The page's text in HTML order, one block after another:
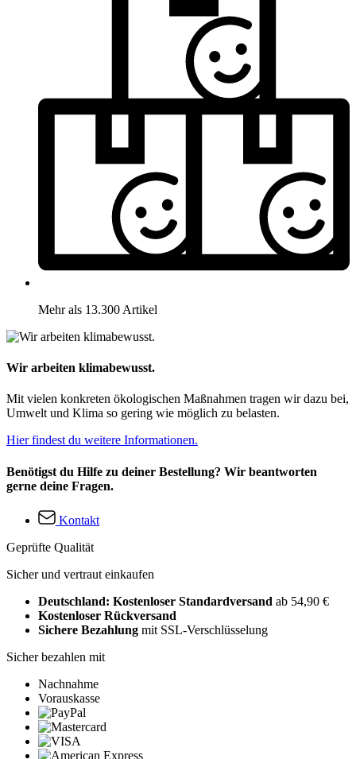
Mehr als 13.300 Artikel
Wir arbeiten klimabewusst.
Mit vielen konkreten ökologischen Maßnahmen tragen wir dazu bei,
Umwelt und Klima so gering wie möglich zu belasten.
Hier findest du weitere Informationen.
Benötigst du Hilfe zu deiner Bestellung? Wir beantworten
gerne deine Fragen.
Kontakt
Geprüfte Qualität
Sicher und vertraut einkaufen
Deutschland: Kostenloser Standardversand ab 54,90 €
Kostenloser Rückversand
Sichere Bezahlung mit SSL-Verschlüsselung
Sicher bezahlen mit
Nachnahme
Vorauskasse